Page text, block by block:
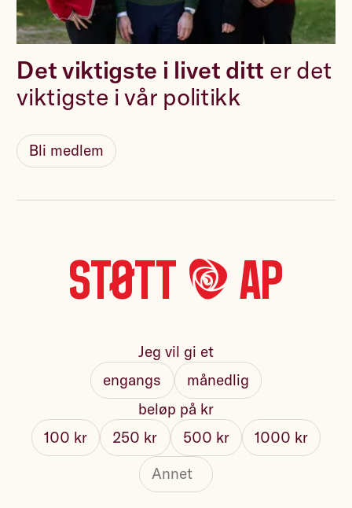
Det viktigste i livet ditt er det
viktigste i vår politikk
Bli medlem
Støtt *A* Ap
Jeg vil gi et
engangs
månedlig
beløp på kr
100 kr
250 kr 500 kr 1000 kr